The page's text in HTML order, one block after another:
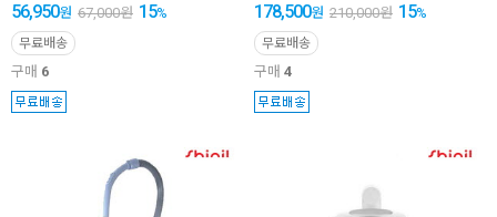
56,950원 67,000원 15%
무료배송
구매 6
178,500원 210,000원 15%
무료배송
구매 4